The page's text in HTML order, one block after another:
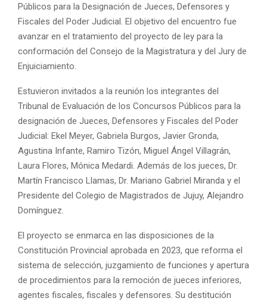
Públicos para la Designación de Jueces, Defensores y
Fiscales del Poder Judicial. El objetivo del encuentro fue
avanzar en el tratamiento del proyecto de ley para la
conformación del Consejo de la Magistratura y del Jury de
Enjuiciamiento.
Estuvieron invitados a la reunión los integrantes del
Tribunal de Evaluación de los Concursos Públicos para la
designación de Jueces, Defensores y Fiscales del Poder
Judicial: Ekel Meyer, Gabriela Burgos, Javier Gronda,
Agustina Infante, Ramiro Tizón, Miguel Ángel Villagrán,
Laura Flores, Mónica Medardi. Además de los jueces, Dr.
Martín Francisco Llamas, Dr. Mariano Gabriel Miranda y el
Presidente del Colegio de Magistrados de Jujuy, Alejandro
Domínguez.
El proyecto se enmarca en las disposiciones de la
Constitución Provincial aprobada en 2023, que reforma el
sistema de selección, juzgamiento de funciones y apertura
de procedimientos para la remoción de jueces inferiores,
agentes fiscales, fiscales y defensores. Su destitución